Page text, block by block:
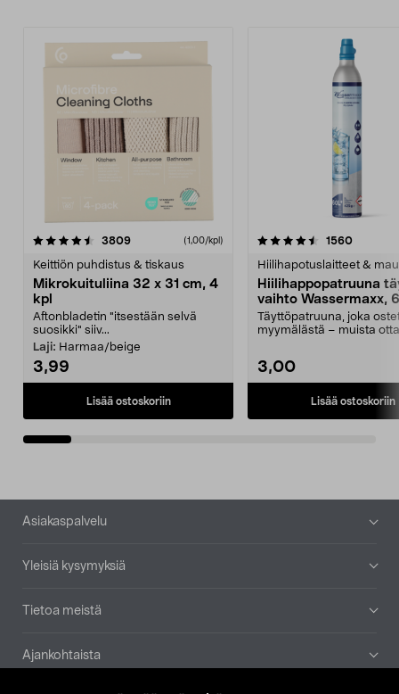
3809arvostelut (1,00/kpl)
Keittiön puhdistus & tiskaus
Mikrokuituliina 32 x 31 cm, 4
kpl
Aftonbladetin "itsestään selvä
suosikki" siiv...
Laji: Harmaa/beige
3,99
Lisää ostoskoriin
4.5viidestä
1560
Hiilihapotuslaitteet &
Hiilihappopatruuna
vaihto Wassermaxx,
Täyttöpatruuna, joka
myymälästä – muista
3,00
Lisää ostoskoriin
4.5viidestä
Alatunniste
Asiakaspalvelu
Yleisiä kysymyksiä
Tietoa meistä
Ajankohtaista